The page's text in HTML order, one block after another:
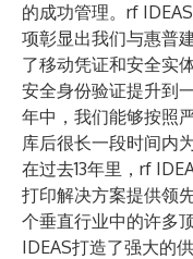
的成功管理。rf
项彰显出我们与惠普
了移动凭证和安全实
安全身份验证提升到
年中，我们能够按照
库后很长一段时间内
在过去13年里，rf
打印解决方案提供领
个垂直行业中的许多
IDEAS打造了强大的